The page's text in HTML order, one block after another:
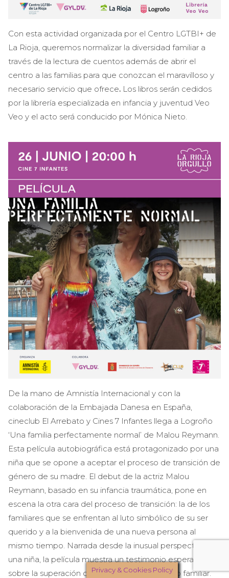
Con esta actividad organizada por el Centro LGTBI+ de
La Rioja, queremos normalizar la diversidad familiar a
través de la lectura de cuentos además de abrir el
centro a las familias para que conozcan el maravilloso y
necesario servicio que ofrece. Los libros serán cedidos
por la librería especializada en infancia y juventud Veo
Veo y el acto será conducido por Mónica Nieto.
De la mano de Amnistía Internacional y con la
colaboración de la Embajada Danesa en España,
cineclub El Arrebato y Cines 7 Infantes llega a Logroño
‘Una familia perfectamente normal’ de Malou Reymann.
Esta película autobiográfica está protagonizado por una
niña que se opone a aceptar el proceso de transición de
género de su madre. El debut de la actriz Malou
Reymann, basado en su infancia traumática, pone en
escena la otra cara del proceso de transición: la de los
familiares que se enfrentan al luto simbólico de su ser
querido y a la bienvenida de una nueva persona al
mismo tiempo. Narrada desde la inusual perspectiva de
una niña, la película muestra un testimonio esperanzador
sobre la superación de la transfobia en el seno familiar.
Privacy & Cookies Policy